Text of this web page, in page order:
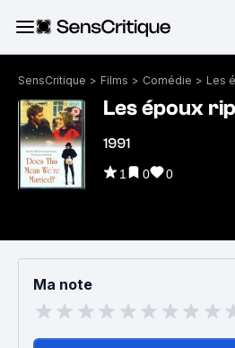
SensCritique > Films > Comédie > Les
Les époux
1991
1 0 0
Ma note